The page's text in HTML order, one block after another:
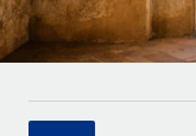
Platform
Ingebouwde
Enterprise
Global HR
WERK MET ONS
HR-woordenlijst
Checklists en
Português
日本語